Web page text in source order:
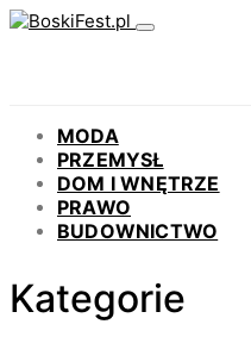
MODA
PRZEMYSŁ
DOM I WNĘTRZE
PRAWO
BUDOWNICTWO
Kategorie